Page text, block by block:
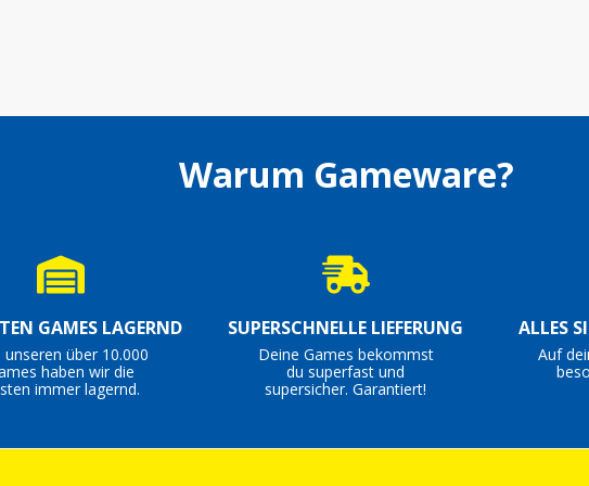
Warum Gameware?
GAMES LAGERND
unseren über 10.000
haben wir die
immer lagernd.
SUPERSCHNELLE LIEFERUNG
Deine Games bekommst
du superfast und
supersicher. Garantiert!
ALLES
Auf